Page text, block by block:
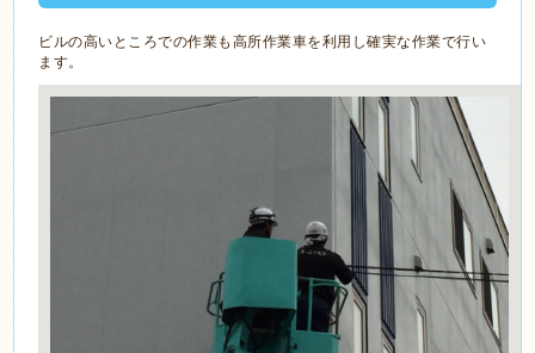
ビルの高いところでの作業も高所作業車を利用し確実な作業で行い
ます。